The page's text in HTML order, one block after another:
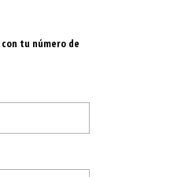
con tu número de